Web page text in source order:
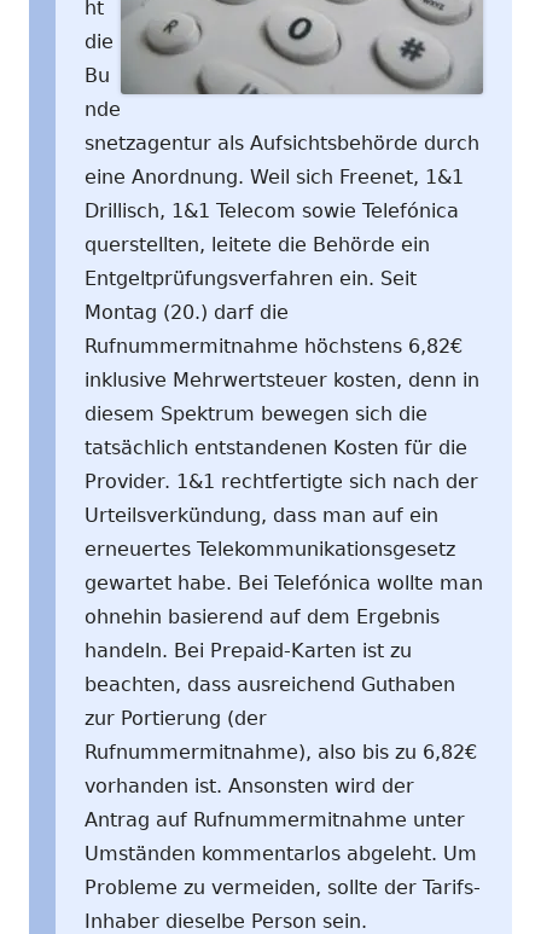
ht
die
Bu
nde
snetzagentur als Aufsichtsbehörde durch
eine Anordnung. Weil sich Freenet, 1&1
Drillisch, 1&1 Telecom sowie Telefónica
querstellten, leitete die Behörde ein
Entgeltprüfungsverfahren ein. Seit
Montag (20.) darf die
Rufnummermitnahme höchstens 6,82€
inklusive Mehrwertsteuer kosten, denn in
diesem Spektrum bewegen sich die
tatsächlich entstandenen Kosten für die
Provider. 1&1 rechtfertigte sich nach der
Urteilsverkündung, dass man auf ein
erneuertes Telekommunikationsgesetz
gewartet habe. Bei Telefónica wollte man
ohnehin basierend auf dem Ergebnis
handeln. Bei Prepaid-Karten ist zu
beachten, dass ausreichend Guthaben
zur Portierung (der
Rufnummermitnahme), also bis zu 6,82€
vorhanden ist. Ansonsten wird der
Antrag auf Rufnummermitnahme unter
Umständen kommentarlos abgeleht. Um
Probleme zu vermeiden, sollte der Tarifs-
Inhaber dieselbe Person sein.